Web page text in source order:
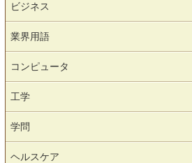
ビジネス
業界用語
コンピュータ
工学
学問
ヘルスケア